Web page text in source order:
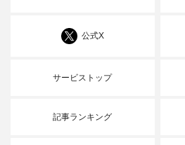
公式X
サービストップ
記事ランキング